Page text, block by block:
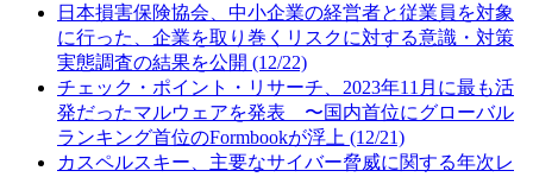
日本損害保険協会、中小企業の経営者と従業員を対象
に行った、企業を取り巻くリスクに対する意識・対策
実態調査の結果を公開 (12/22)
チェック・ポイント・リサーチ、2023年11月に最も活
発だったマルウェアを発表 〜国内首位にグローバル
ランキング首位のFormbookが浮上 (12/21)
カスペルスキー、主要なサイバー脅威に関する年次レ